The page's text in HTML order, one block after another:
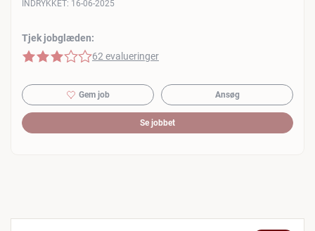
Tjek jobglæden:
3 af 5 stjerner
62 evalueringer
INDRYKKET: 16-06-2025
Gem job Ansøg
Se jobbet